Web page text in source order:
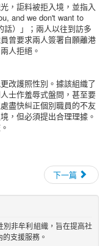
，詎料被拒入境，並指入
and we don't want to
）」；兩人以往到訪多
曾要求兩人簽署自願離港
人拒絕。
改護照性別。據該組織了
士作羞辱式盤問，甚至要
盡快糾正個別職員的不友
，但必須提出合理理據。
下一篇
別非牟利組織，旨在提高社
支援服務。